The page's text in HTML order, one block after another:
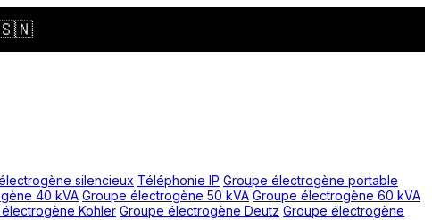
silencieux Téléphonie IP Groupe électrogène portable
40 kVA Groupe électrogène 50 kVA Groupe électrogène 60 kVA
Kohler Groupe électrogène Deutz Groupe électrogène